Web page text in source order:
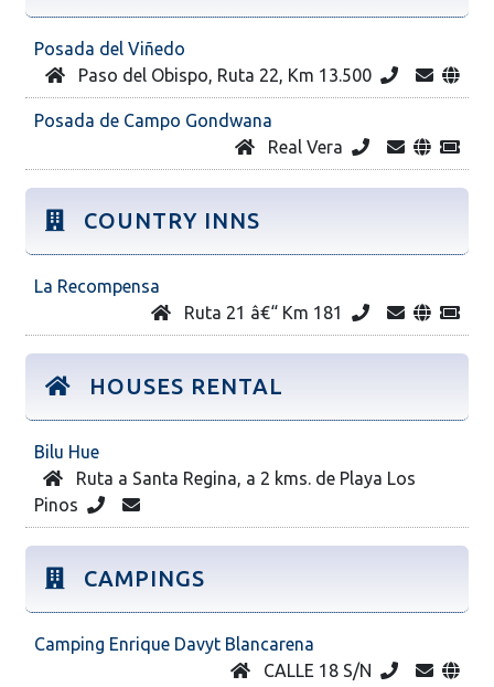
Posada del Viñedo
Paso del Obispo, Ruta 22, Km 13.500
Posada de Campo Gondwana
Real Vera
COUNTRY INNS
La Recompensa
Ruta 21 â€“ Km 181
HOUSES RENTAL
Bilu Hue
Ruta a Santa Regina, a 2 kms. de Playa Los
Pinos
CAMPINGS
Camping Enrique Davyt Blancarena
CALLE 18 S/N